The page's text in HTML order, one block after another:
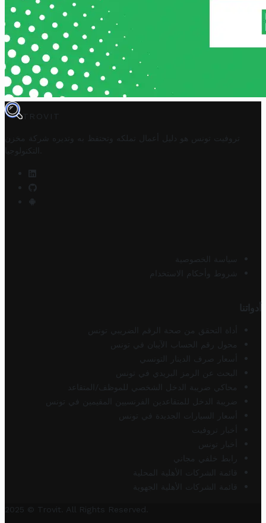
TROVIT
تروفيت تونس هو دليل أعمال تملكه وتحتفظ به وتديره
شركة مخزن
التكنولوجيا
سياسة الخصوصية
شروط وأحكام الاستخدام
أدواتنا
أداة التحقق من صحة الرقم الضريبي تونس
محول رقم الحساب الآيبان في تونس
أسعار صرف الدينار التونسي
البحث عن الرمز البريدي في تونس
محاكي ضريبة الدخل الشخصي للموظف/المتقاعد
ضريبة الدخل للمتقاعدين الفرنسيين المقيمين في تونس
أسعار السيارات الجديدة في تونس
أخبار تروفيت
أخبار تونس
رابط خلفي مجاني
قائمة الشركات الأهلية المحلية
قائمة الشركات الأهلية الجهوية
2025 © Trovit. All Rights Reserved.